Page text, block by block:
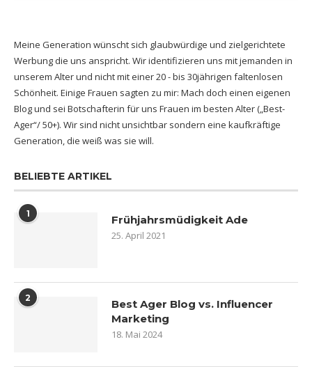
Meine Generation wünscht sich glaubwürdige und zielgerichtete
Werbung die uns anspricht. Wir identifizieren uns mit jemanden in
unserem Alter und nicht mit einer 20 - bis 30jährigen faltenlosen
Schönheit. Einige Frauen sagten zu mir: Mach doch einen eigenen
Blog und sei Botschafterin für uns Frauen im besten Alter („Best-
Ager“/ 50+). Wir sind nicht unsichtbar sondern eine kaufkräftige
Generation, die weiß was sie will.
BELIEBTE ARTIKEL
1 Frühjahrsmüdigkeit Ade
25. April 2021
2
Best Ager Blog vs. Influencer
Marketing
18. Mai 2024